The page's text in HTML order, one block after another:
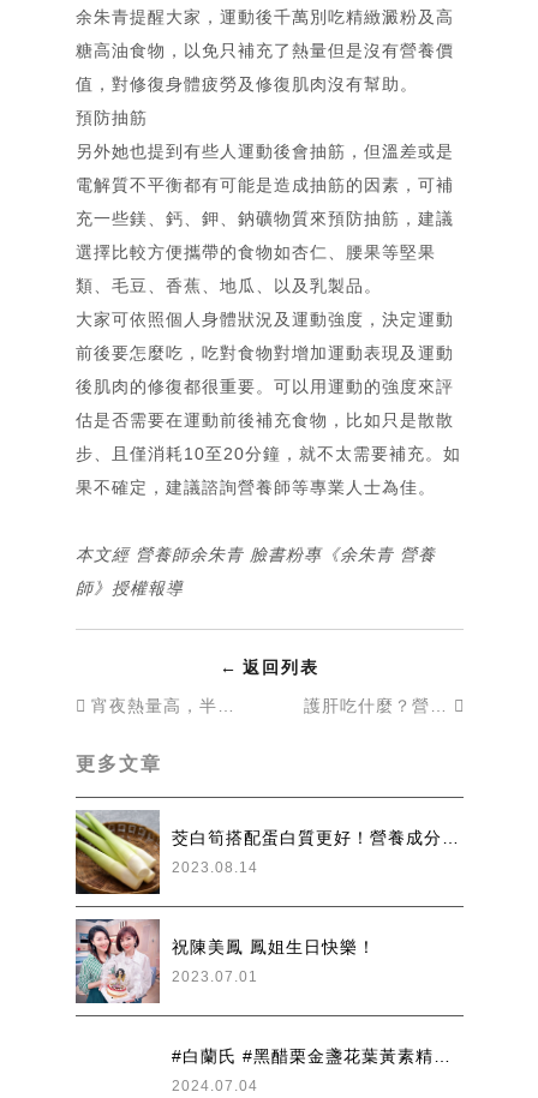
Resume
合作洽談
Contact
余朱青提醒大家，運動後千萬別吃精緻澱粉及高
糖高油食物，以免只補充了熱量但是沒有營養價
值，對修復身體疲勞及修復肌肉沒有幫助。
預防抽筋
另外她也提到有些人運動後會抽筋，但溫差或是
電解質不平衡都有可能是造成抽筋的因素，可補
充一些鎂、鈣、鉀、鈉礦物質來預防抽筋，建議
選擇比較方便攜帶的食物如杏仁、腰果等堅果
類、毛豆、香蕉、地瓜、以及乳製品。
大家可依照個人身體狀況及運動強度，決定運動
前後要怎麼吃，吃對食物對增加運動表現及運動
後肌肉的修復都很重要。可以用運動的強度來評
估是否需要在運動前後補充食物，比如只是散散
步、且僅消耗10至20分鐘，就不太需要補充。如
果不確定，建議諮詢營養師等專業人士為佳。
本文經 營養師余朱青 臉書粉專《余朱青 營養
師》 授權報導
← 返回列表
更多文章
2023.08.14
祝陳美鳳 鳳姐生日快樂！
2023.07.01
2024.07.04